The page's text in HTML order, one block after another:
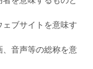
ェブサイトを意味す
、音声等の総称を意